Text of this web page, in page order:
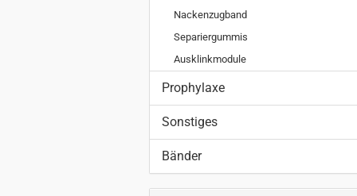
Nackenzugband
Separiergummis
Ausklinkmodule
Prophylaxe
Sonstiges
Bänder